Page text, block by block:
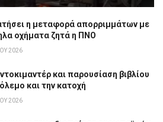
η μεταφορά απορριμμάτων με
οχήματα ζητά η ΠΝΟ
2026
και παρουσίαση βιβλίου
και την κατοχή
2026